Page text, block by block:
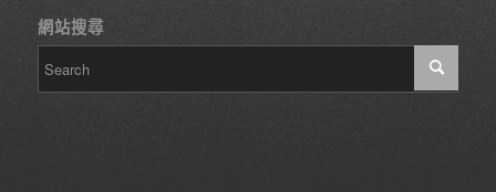
網站搜尋